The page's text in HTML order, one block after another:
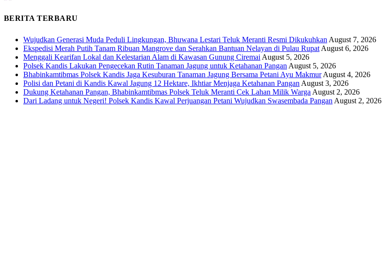
BERITA TERBARU
Wujudkan Generasi Muda Peduli Lingkungan, Bhuwana Lestari Teluk Meranti Resmi Dikukuhkan August 7, 2026
Ekspedisi Merah Putih Tanam Ribuan Mangrove dan Serahkan Bantuan Nelayan di Pulau Rupat August 6, 2026
Menggali Kearifan Lokal dan Kelestarian Alam di Kawasan Gunung Ciremai August 5, 2026
Polsek Kandis Lakukan Pengecekan Rutin Tanaman Jagung untuk Ketahanan Pangan August 5, 2026
Bhabinkamtibmas Polsek Kandis Jaga Kesuburan Tanaman Jagung Bersama Petani Ayu Makmur August 4, 2026
Polisi dan Petani di Kandis Kawal Jagung 12 Hektare, Ikhtiar Menjaga Ketahanan Pangan August 3, 2026
Dukung Ketahanan Pangan, Bhabinkamtibmas Polsek Teluk Meranti Cek Lahan Milik Warga August 2, 2026
Dari Ladang untuk Negeri! Polsek Kandis Kawal Perjuangan Petani Wujudkan Swasembada Pangan August 2, 2026